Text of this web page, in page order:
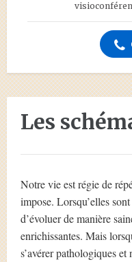
Les
Notre vie est régie de
impose. Lorsqu’elles
d’évoluer de manière
enrichissantes. Mais
s’avérer pathologiques